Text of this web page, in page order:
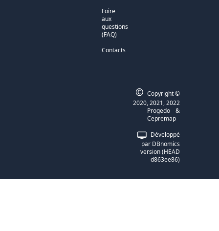
Foire
aux
questions
(FAQ)
Contacts
Développé
par DBnomics
version (HEAD
d863ee86)
© Copyright ©
2020, 2021, 2022
Progedo
&
Cepremap